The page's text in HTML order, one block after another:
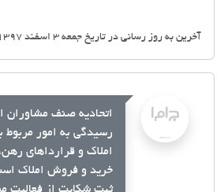
آخرین به روز رسانی در تاریخ جمعه 3 اسفند 1397
اتحادیه صنف مشاوران
رسیدگی به امور مربوط
املاک و قرارداهای رهن،
خرید و فروش املاک
ثبت شکایت از فعالیت